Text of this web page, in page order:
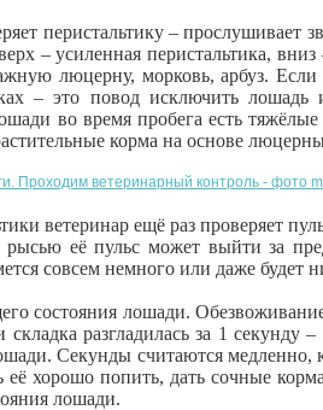
перистальтику –
– усиленная перистальтика,
люцерну, морковь, арбуз. Если
– это повод исключить
во время пробега есть
корма на основе
ветеринар ещё раз проверяет
рысью её пульс может выйти за
совсем немного или даже будет
состояния лошади.
складка разгладилась за 1
Секунды считаются
её хорошо попить, дать сочные
лошади.